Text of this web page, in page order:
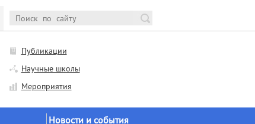
Публикации
Научные школы
Мероприятия
Новости и события